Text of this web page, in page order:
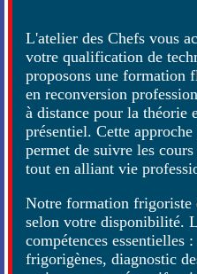
L'atelier des Chefs vous
votre qualification de
proposons une formation
en reconversion
à distance pour la théorie
présentiel. Cette
permet de suivre les
tout en alliant vie
Notre formation frigoriste
selon votre disponibilité.
compétences essentielles
frigorigènes, diagnostic